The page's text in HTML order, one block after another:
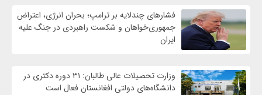
فشارهای چندلایه بر ترامپ؛ بحران انرژی، اعتراض
جمهوری‌خواهان و شکست راهبردی در جنگ علیه
ایران
وزارت تحصیلات عالی طالبان: ۳۱ دوره دکتری در
دانشگاه‌های دولتی افغانستان فعال است